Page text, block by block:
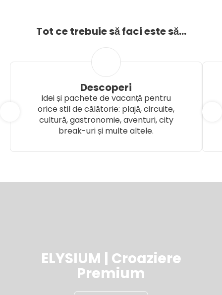
Tot ce trebuie să faci este să...
Descoperi
Idei și pachete de vacanță pentru
orice stil de călătorie: plajă, circuite,
cultură, gastronomie, aventuri, city
break-uri și multe altele.
ELYSIUM | Croaziere
Premium